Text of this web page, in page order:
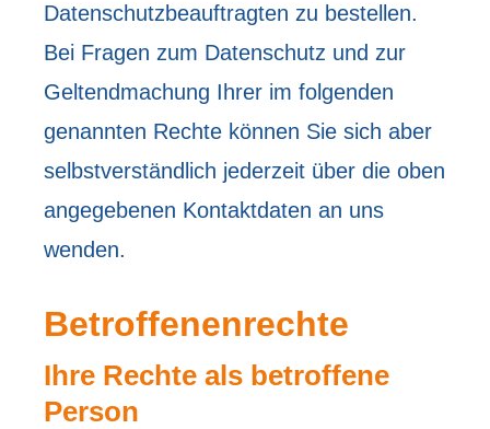
Datenschutzbeauftragten zu bestellen.
Bei Fragen zum Datenschutz und zur
Geltendmachung Ihrer im folgenden
genannten Rechte können Sie sich aber
selbstverständlich jederzeit über die oben
angegebenen Kontaktdaten an uns
wenden.
Betroffenenrechte
Ihre Rechte als betroffene
Person